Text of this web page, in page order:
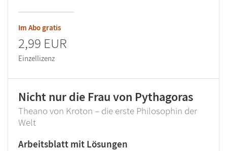
Im Abo gratis
2,99 EUR
Einzellizenz
Nicht nur die Frau von Pythagoras
Theano von Kroton – die erste Philosophin der
Welt
Arbeitsblatt mit Lösungen